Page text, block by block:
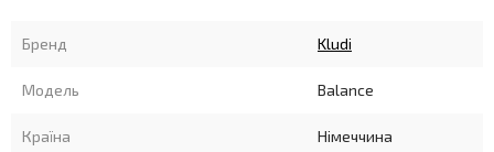
Бренд Kludi
Модель Balance
Країна Німеччина